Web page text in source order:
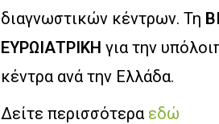
διαγνωστικών κέντρων. Τη
ΕΥΡΩΙΑΤΡΙΚΗ για την
κέντρα ανά την Ελλάδα.
Δείτε περισσότερα εδώ